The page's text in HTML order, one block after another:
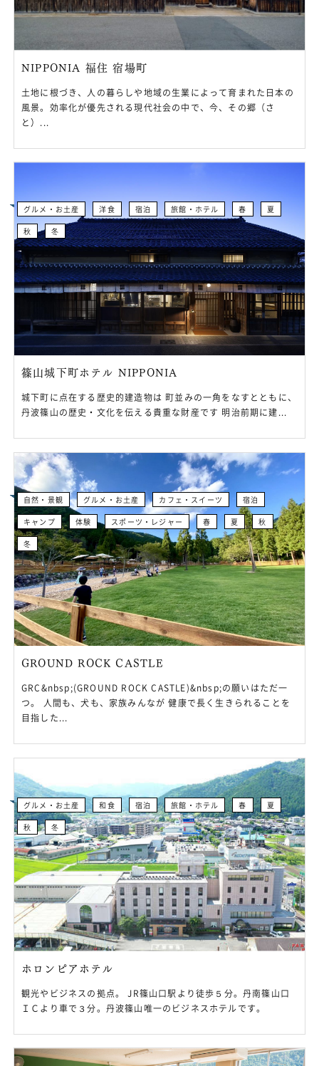
NIPPONIA 福住 宿場町
土地に根づき、人の暮らしや地域の生業によって育まれた日本の
風景。効率化が優先される現代社会の中で、今、その郷（さ
と）...
篠山城下町ホテル NIPPONIA
城下町に点在する歴史的建造物は 町並みの一角をなすとともに、
丹波篠山の歴史・文化を伝える貴重な財産です 明治前期に建...
グルメ・お土産 洋食 宿泊 旅館・ホテル 春 夏
秋 冬
GROUND ROCK CASTLE
GRC&nbsp;(GROUND ROCK CASTLE)&nbsp;の願いはただ一
つ。 人間も、犬も、家族みんなが 健康で長く生きられることを
目指した...
自然・景観 グルメ・お土産 カフェ・スイーツ 宿泊
キャンプ 体験 スポーツ・レジャー 春 夏 秋
冬
ホロンピアホテル
観光やビジネスの拠点。 JR篠山口駅より徒歩５分。丹南篠山口
ＩＣより車で３分。丹波篠山唯一のビジネスホテルです。
グルメ・お土産 和食 宿泊 旅館・ホテル 春 夏
秋 冬